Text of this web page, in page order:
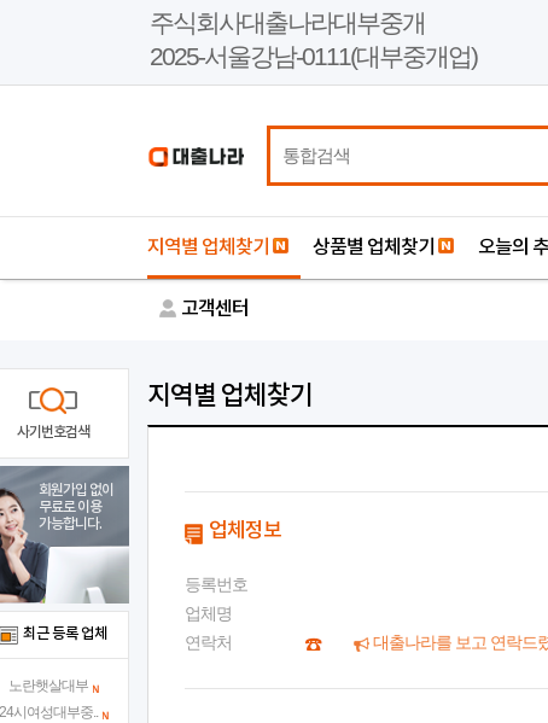
주식회사대출나라대부중개
2025-서울강남-0111(대부중개업)
지역별 업체찾기 상품별 업체찾기 오늘의
고객센터
지역별 업체찾기
업체정보
등록번호
업체명
연락처
대출나라를 보고 연락드
사기번호검색
회원가입 없이
무료로 이용
가능합니다.
최근 등록 업체
노란햇살대부
시여성대부중..